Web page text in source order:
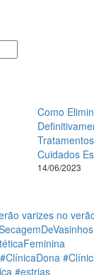
Como
Cuidados
14/06/2023
varizes no
#ClínicaDona
#estrias